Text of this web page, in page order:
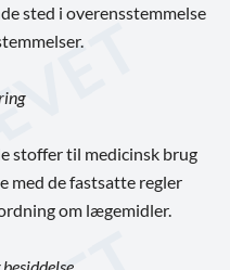
sted i overensstemmelse
stoffer til medicinsk brug
med de fastsatte regler
om lægemidler.